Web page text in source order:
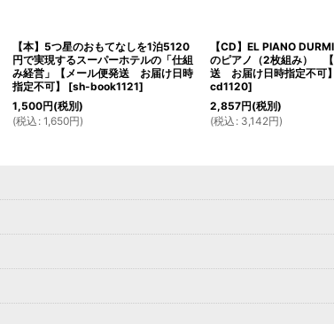
【本】5つ星のおもてなしを1泊5120
円で実現するスーパーホテルの「仕組
み経営」【メール便発送 お届け日時
指定不可】
[sh-book1121]
1,500円(税別)
(税込 : 1,650円)
【CD】EL PIANO
のピアノ（2枚組み）
送 お届け日時指定不可】
cd1120]
2,857円(税別)
(税込 : 3,142円)